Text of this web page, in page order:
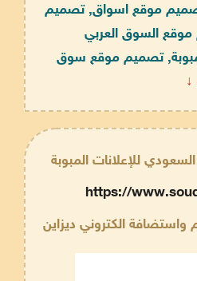
موقع اسواق, تصميم
السوق العربي
تصميم موقع سوق
↓
للإعلانات المبوبة
https://
الكتروني ديزاين